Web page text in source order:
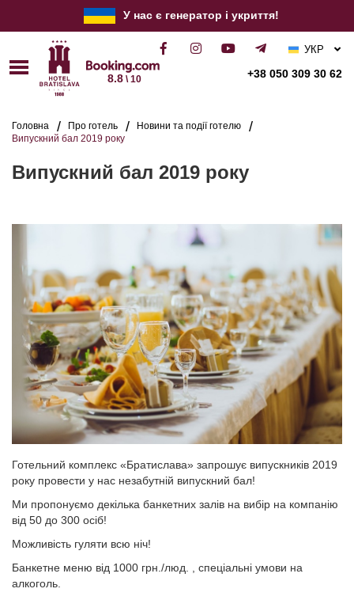
У нас є генератор і укриття!
8.8\ 10 +38 050 309 30 62
РУС
УКР
Головна Про готель
Новини та події готелю
Випускний бал 2019 року
Випускний бал 2019 року
Готельний комплекс «Братислава» запрошує випускників 2019
року провести у нас незабутній випускний бал!
Ми пропонуємо декілька банкетних залів на вибір на компанію
від 50 до 300 осіб!
Можливість гуляти всю ніч!
Банкетне меню від 1000 грн./люд. , спеціальні умови на
алкоголь.